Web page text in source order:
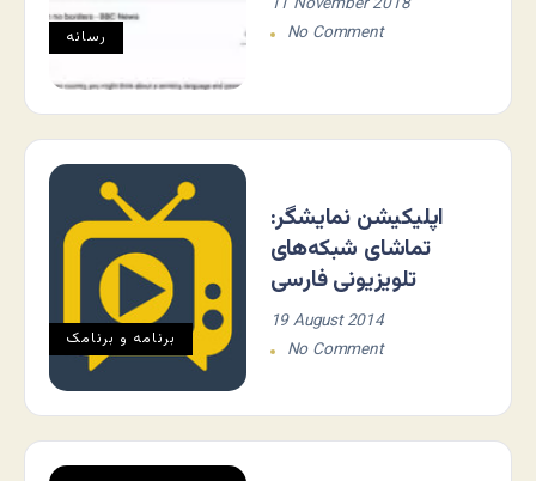
رسانه
No Comment
برنامه و برنامک
اپلیکیشن نمایشگر:
تماشای شبکه‌های
تلویزیونی فارسی
19 August 2014
No Comment